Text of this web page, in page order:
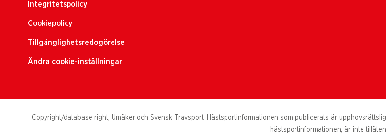
Integritetspolicy
Cookiepolicy
Tillgänglighetsredogörelse
Ändra cookie-inställningar
Copyright/database right, Umåker och Svensk Travsport. Hästsportinformationen som publicerats är
hästsportinformationen, är inte